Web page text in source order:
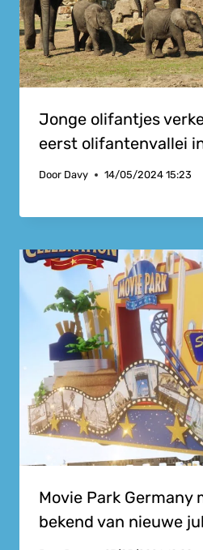
Jonge olifantjes
eerst olifantenvallei
Door Davy 14/05/2024 15:23
Movie Park Germany
bekend van nieuwe